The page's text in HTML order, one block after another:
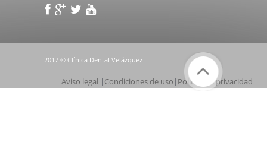
2017 © Clínica Dental Velázquez
Aviso legal | Condiciones de uso | Política de privacidad